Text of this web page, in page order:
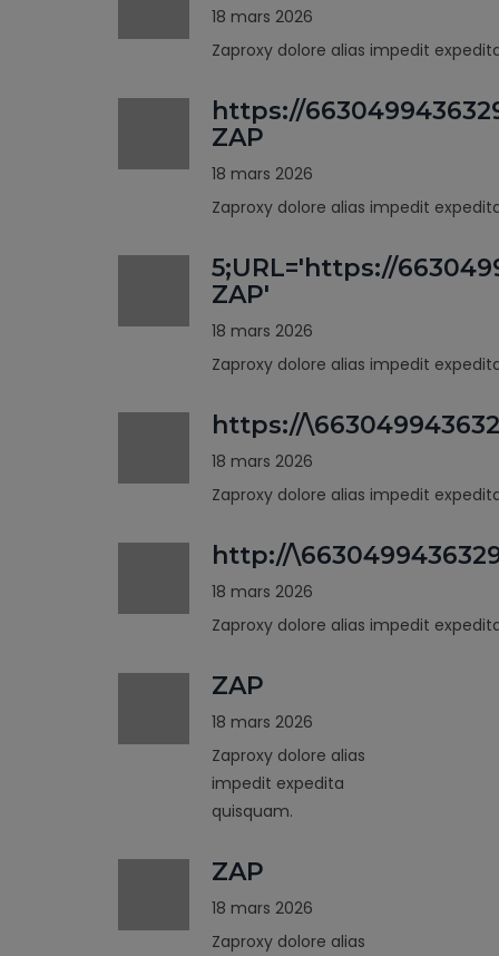
18 mars 2026
Zaproxy dolore alias impedit
https://
ZAP
18 mars 2026
Zaproxy dolore alias impedit
5;URL='https://
ZAP'
18 mars 2026
Zaproxy dolore alias impedit
https://
18 mars 2026
Zaproxy dolore alias impedit
http://
18 mars 2026
Zaproxy dolore alias impedit
ZAP
18 mars 2026
Zaproxy dolore alias
impedit expedita
quisquam.
ZAP
18 mars 2026
Zaproxy dolore alias